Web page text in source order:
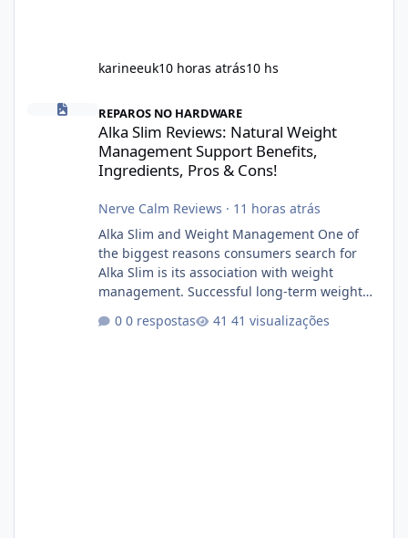
karineeuk10 horas atrás10 hs
Alka Slim Reviews: Natural Weight Management Support
REPAROS NO HARDWARE
Alka Slim Reviews: Natural Weight
Management Support Benefits,
Ingredients, Pros & Cons!
Nerve Calm Reviews · 11 horas atrás
Alka Slim and Weight Management One of
the biggest reasons consumers search for
Alka Slim is its association with weight
management. Successful long-term weight
consistency rather than quick fixes. A
0 respostas 41 visualizações